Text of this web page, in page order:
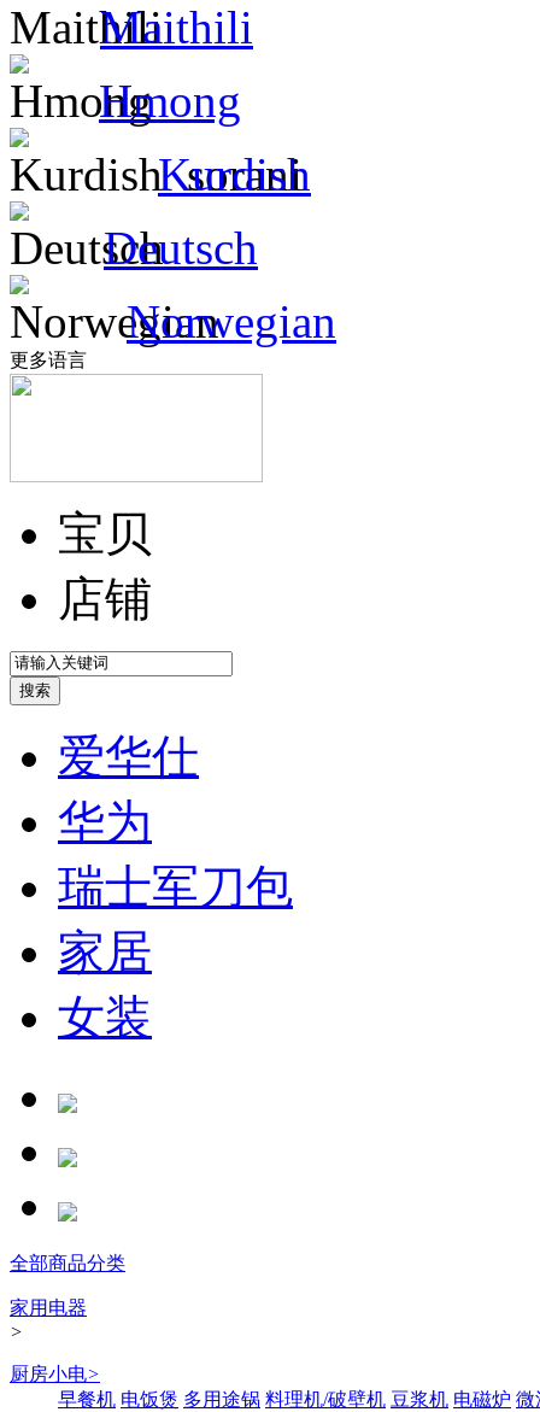
Maithili
Hmong
Kurdish
Deutsch
Norwegian
更多语言
宝贝
店铺
爱华仕
华为
瑞士军刀包
家居
女装
全部商品分类
家用电器
>
厨房小电>
早餐机 电饭煲 多用途锅 料理机/破壁机 豆浆机 电磁炉 微